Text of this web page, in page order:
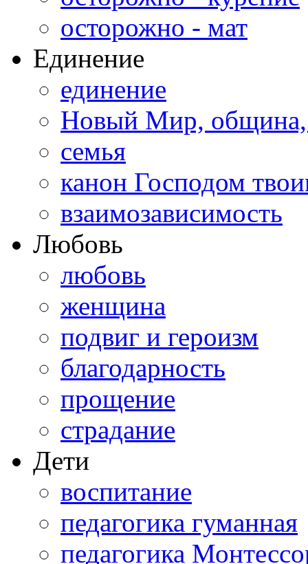
осторожно - мат
Единение
единение
Новый Мир,
семья
канон Господом
взаимозависимость
Любовь
любовь
женщина
подвиг и героизм
благодарность
прощение
страдание
Дети
воспитание
педагогика гуманная
педагогика